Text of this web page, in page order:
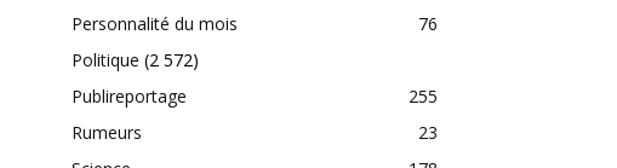
Personnalité du mois
76
Politique (2 572)
Publireportage
255
Rumeurs
23